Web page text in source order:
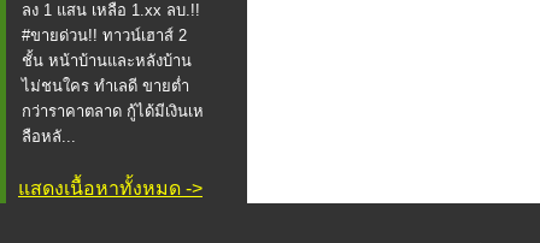
ลง 1 แสน เหลือ 1.xx ลบ.!!
#ขายด่วน!! ทาวน์เฮาส์ 2
ชั้น หน้าบ้านและหลังบ้าน
ไม่ชนใคร ทำเลดี ขายต่ำ
กว่าราคาตลาด กู้ได้มีเงินเห
ลือหลั...
แสดงเนื้อหาทั้งหมด ->